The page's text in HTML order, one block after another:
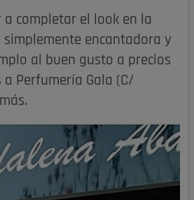
completar el look en la
simplemente encantadora y
al buen gusto a precios
Perfumería Gala (C/